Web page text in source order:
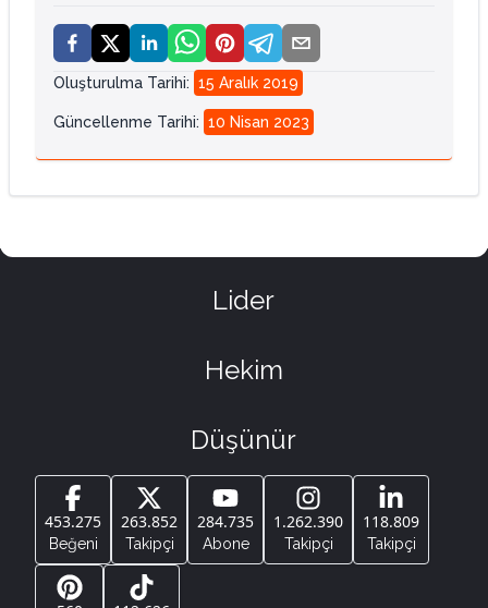
Oluşturulma Tarihi: 15 Aralık 2019
Güncellenme Tarihi: 10 Nisan 2023
Lider
Hekim
Düşünür
453.275
Beğeni
263.852
Takipçi
284.735
Abone
1.262.390
Takipçi
118.809
Takipçi